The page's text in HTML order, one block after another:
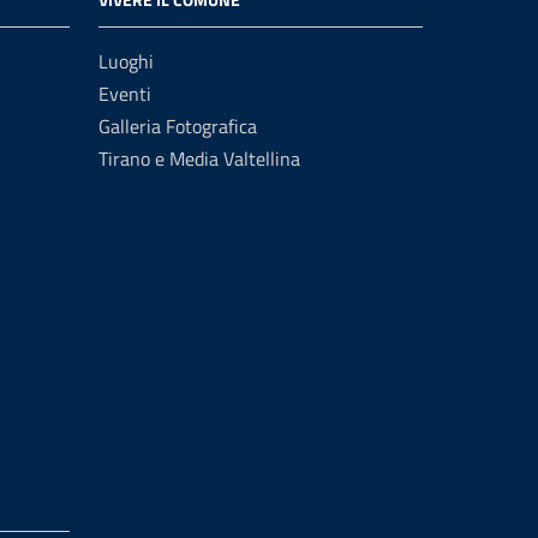
Luoghi
Eventi
Galleria Fotografica
Tirano e Media Valtellina